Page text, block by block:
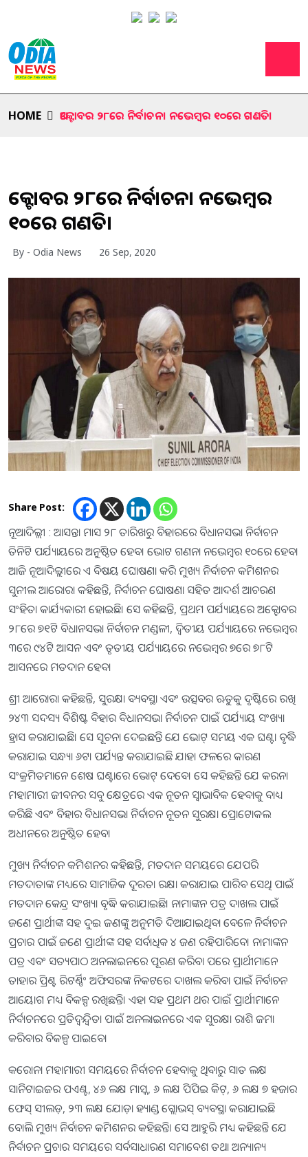
HOME ଅକ୍ଟୋବର ୨୮ରେ ନିର୍ବାଚନ। ନଭେମ୍ବର ୧୦ରେ ଗଣତି।
ଅକ୍ଟୋବର ୨୮ରେ ନିର୍ବାଚନ। ନଭେମ୍ବର
୧୦ରେ ଗଣତି।
By - Odia News 26 Sep, 2020
Share Post:
ନୂଆଦିଲ୍ଲୀ : ଆସନ୍ତା ମାସ ୨୮ ତାରିଖରୁ ବିହାରରେ ବିଧାନସଭା ନିର୍ବାଚନ
ତିନିଟି ପର୍ଯ୍ୟାୟରେ ଅନୁଷ୍ଠିତ ହେବ। ଭୋଟ ଗଣନା ନଭେମ୍ବର ୧୦ରେ ହେବ।
ଆଜି ନୂଆଦିଲ୍ଲୀରେ ଏ ବିଷୟ ଘୋଷଣା କରି ମୁଖ୍ୟ ନିର୍ବାଚନ କମିଶନର
ସୁନୀଲ ଆରୋରା କହିଛନ୍ତି, ନିର୍ବାଚନ ଘୋଷଣା ସହିତ ଆଦର୍ଶ ଆଚରଣ
ସଂହିତା କାର୍ଯ୍ୟକାରୀ ହୋଇଛି। ସେ କହିଛନ୍ତି, ପ୍ରଥମ ପର୍ଯ୍ୟାୟରେ ଅକ୍ଟୋବର
୨୮ରେ ୭୧ଟି ବିଧାନସଭା ନିର୍ବାଚନ ମଣ୍ଡଳୀ, ଦ୍ୱିତୀୟ ପର୍ଯ୍ୟାୟରେ ନଭେମ୍ବର
୩ରେ ୯୪ଟି ଆସନ ଏବଂ ତୃତୀୟ ପର୍ଯ୍ୟାୟରେ ନଭେମ୍ବର ୭ରେ ୭୮ଟି
ଆସନରେ ମତଦାନ ହେବ।
ଶ୍ରୀ ଆରୋରା କହିଛନ୍ତି, ସୁରକ୍ଷା ବ୍ୟବସ୍ଥା ଏବଂ ଉତ୍ସବର ଋତୁକୁ ଦୃଷ୍ଟିରେ ରଖି
୨୪୩ ସଦସ୍ୟ ବିଶିଷ୍ଟ ବିହାର ବିଧାନସଭା ନିର୍ବାଚନ ପାଇଁ ପର୍ଯ୍ୟାୟ ସଂଖ୍ୟା
ହ୍ରାସ କରାଯାଇଛି। ସେ ସୂଚନା ଦେଇଛନ୍ତି ଯେ ଭୋଟ୍ ସମୟ ଏକ ଘଣ୍ଟା ବୃଦ୍ଧି
କରାଯାଇ ସନ୍ଧ୍ୟା ୬ଟା ପର୍ଯ୍ୟନ୍ତ କରାଯାଇଛି ଯାହା ଫଳରେ କାରଣ
ସଂକ୍ରମିତମାନେ ଶେଷ ଘଣ୍ଟାରେ ଭୋଟ୍ ଦେବେ। ସେ କହିଛନ୍ତି ଯେ କରନା
ମହାମାରୀ ଜୀବନର ସବୁ କ୍ଷେତ୍ରରେ ଏକ ନୂତନ ସ୍ୱାଭାବିକ ହେବାକୁ ବାଧ୍ୟ
କରିଛି ଏବଂ ବିହାର ବିଧାନସଭା ନିର୍ବାଚନ ନୂତନ ସୁରକ୍ଷା ପ୍ରୋଟୋକଲ
ଅଧୀନରେ ଅନୁଷ୍ଠିତ ହେବ।
ମୁଖ୍ୟ ନିର୍ବାଚନ କମିଶନର କହିଛନ୍ତି, ମତଦାନ ସମୟରେ ଯେପରି
ମତଦାତାଙ୍କ ମଧ୍ୟରେ ସାମାଜିକ ଦୂରତା ରକ୍ଷା କରାଯାଇ ପାରିବ ସେଥି ପାଇଁ
ମତଦାନ କେନ୍ଦ୍ର ସଂଖ୍ୟା ବୃଦ୍ଧି କରାଯାଇଛି। ନାମାଙ୍କନ ପତ୍ର ଦାଖଲ ପାଇଁ
ଜଣେ ପ୍ରାର୍ଥୀଙ୍କ ସହ ଦୁଇ ଜଣଙ୍କୁ ଅନୁମତି ଦିଆଯାଇଥିବା ବେଳେ ନିର୍ବାଚନ
ପ୍ରଚାର ପାଇଁ ଜଣେ ପ୍ରାର୍ଥୀଙ୍କ ସହ ସର୍ବାଧିକ ୪ ଜଣ ରହିପାରିବେ। ନାମାଙ୍କନ
ପତ୍ର ଏବଂ ସତ୍ୟପାଠ ଅନଲାଇନରେ ପୂରଣ କରିବା ପରେ ପ୍ରାର୍ଥୀମାନେ
ତାହାର ପ୍ରିଣ୍ଟ ରିଟର୍ଣ୍ଣିଂ ଅଫିସରଙ୍କ ନିକଟରେ ଦାଖଲ କରିବା ପାଇଁ ନିର୍ବାଚନ
ଆୟୋଗ ମଧ୍ୟ ବିକଳ୍ପ ରଖିଛନ୍ତି। ଏହା ସହ ପ୍ରଥମ ଥର ପାଇଁ ପ୍ରାର୍ଥୀମାନେ
ନିର୍ବାଚନରେ ​​ପ୍ରତିଦ୍ୱନ୍ଦ୍ୱିତା ପାଇଁ ଅନଲାଇନରେ ଏକ ସୁରକ୍ଷା ରାଶି ଜମା
କରିବାର ବିକଳ୍ପ ପାଇବେ।
କରୋନା ମହାମାରୀ ସମୟରେ ନିର୍ବାଚନ ହେବାକୁ ଥିବାରୁ ସାତ ଲକ୍ଷ
ସାନିଟାଇଜର ପଏଣ୍ଟ, ୪୬ ଲକ୍ଷ ମାସ୍କ, ୬ ଲକ୍ଷ ପିପିଇ କିଟ୍, ୬ ଲକ୍ଷ ୭ ହଜାର
ଫେସ୍ ସୀଲଡ଼, ୨୩ ଲକ୍ଷ ଯୋଡ଼ା ହ୍ୟାଣ୍ଡ ଗ୍ଲୋଭସ୍ ବ୍ୟବସ୍ଥା କରାଯାଇଛି
ବୋଲି ମୁଖ୍ୟ ନିର୍ବାଚନ କମିଶନର କହିଛନ୍ତି। ସେ ଆହୁରି ମଧ୍ୟ କହିଛନ୍ତି ଯେ
ନିର୍ବାଚନ ପ୍ରଚାର ସମୟରେ ସର୍ବସାଧାରଣ ସମାବେଶ ତଥା ଅନ୍ୟାନ୍ୟ